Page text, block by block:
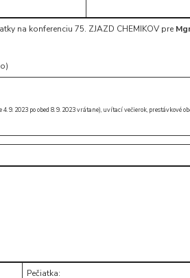
na konferenciu 75. ZJAZD CHEMIKOV pre
2023 po obed 8. 9. 2023 vrátane), uvítací večierok, prestávkové
Pečiatka: